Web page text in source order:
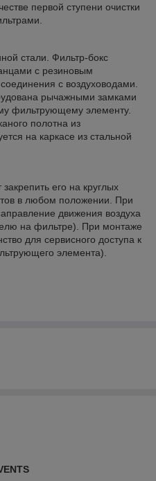
первой ступени очистки
стали. Фильтр-бокс
с резиновым
с воздуховодами.
рычажными замками
фильтрующему элементу.
полотна из
на каркасе из стальной
его на круглых
в любом положении. При
движения воздуха
на фильтре). При монтаже
для сервисного доступа к
элемента).